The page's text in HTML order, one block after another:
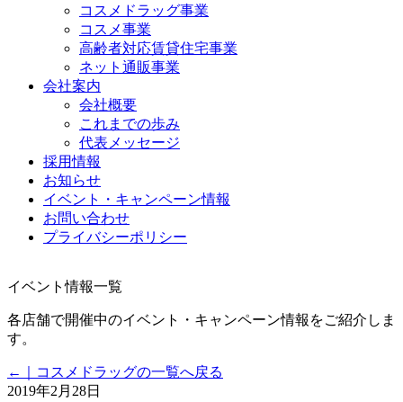
コスメドラッグ事業
コスメ事業
高齢者対応賃貸住宅事業
ネット通販事業
会社案内
会社概要
これまでの歩み
代表メッセージ
採用情報
お知らせ
イベント・キャンペーン情報
お問い合わせ
プライバシーポリシー
イベント情報一覧
各店舗で開催中のイベント・キャンペーン情報をご紹介しま
す。
←｜コスメドラッグの一覧へ戻る
2019年2月28日